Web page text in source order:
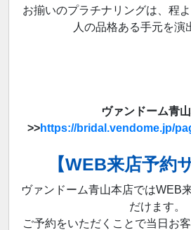
お揃いのプラチナリングは、程
人の品格ある手元を演
ヴァンドーム青
>>https://bridal.vendome.jp/
【WEB来店予約
ヴァンドーム青山本店ではWEB
だけます。
ご予約をいただくことで当日お